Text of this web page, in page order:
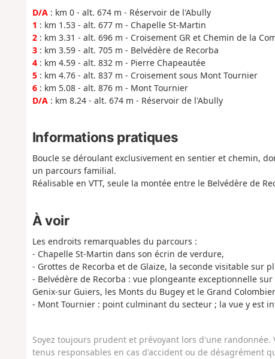
D/A: km 0 - alt. 674 m - Réservoir de l'Abully
1 : km 1.53 - alt. 677 m - Chapelle St-Martin
2: km 3.31 - alt. 696 m - Croisement GR et Chemin de la
3: km 3.59 - alt. 705 m - Belvédère de Recorba
4: km 4.59 - alt. 832 m - Pierre Chapeautée
5: km 4.76 - alt. 837 m - Croisement sous Mont Tournier
6: km 5.08 - alt. 876 m - Mont Tournier
D/A: km 8.24 - alt. 674 m - Réservoir de l'Abully
Informations pratiques
Boucle se déroulant exclusivement en sentier et chemin,
un parcours familial.
Réalisable en VTT, seule la montée entre le Belvédère de
À voir
Les endroits remarquables du parcours :
- Chapelle St-Martin dans son écrin de verdure,
- Grottes de Recorba et de Glaize, la seconde visitable sur
- Belvédère de Recorba : vue plongeante exceptionnelle
Genix-sur Guiers, les Monts du Bugey et le Grand
- Mont Tournier : point culminant du secteur ; la vue y est
Soyez toujours prudent et prévoyant lors d'une
tenus responsables en cas d'accident ou de désagrément